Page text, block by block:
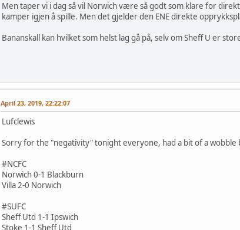
Men taper vi i dag så vil Norwich være så godt som klare for
kamper igjen å spille. Men det gjelder den ENE direkte
Bananskall kan hvilket som helst lag gå på, selv om Sheff U er
April 23, 2019, 22:22:07
Lufclewis
Sorry for the "negativity" tonight everyone, had a bit of a wobble
#NCFC
Norwich 0-1 Blackburn
Villa 2-0 Norwich
#SUFC
Sheff Utd 1-1 Ipswich
Stoke 1-1 Sheff Utd